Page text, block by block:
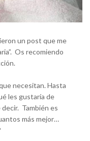
un post que me
Os recomiendo
necesitan. Hasta
les gustaría de
También es
más mejor…